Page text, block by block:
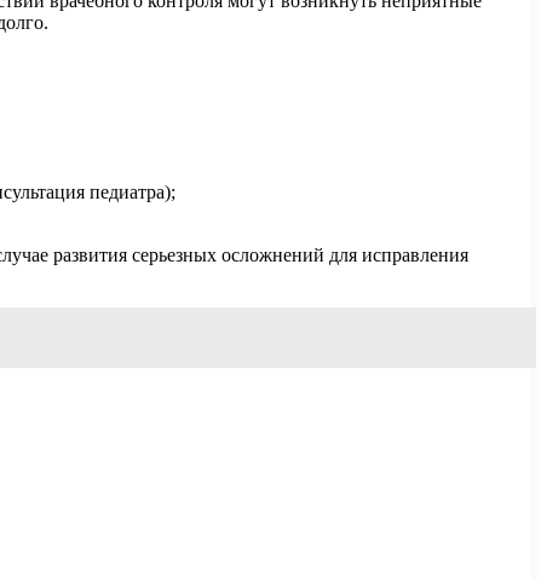
педиатра);
развития серьезных осложнений для исправления